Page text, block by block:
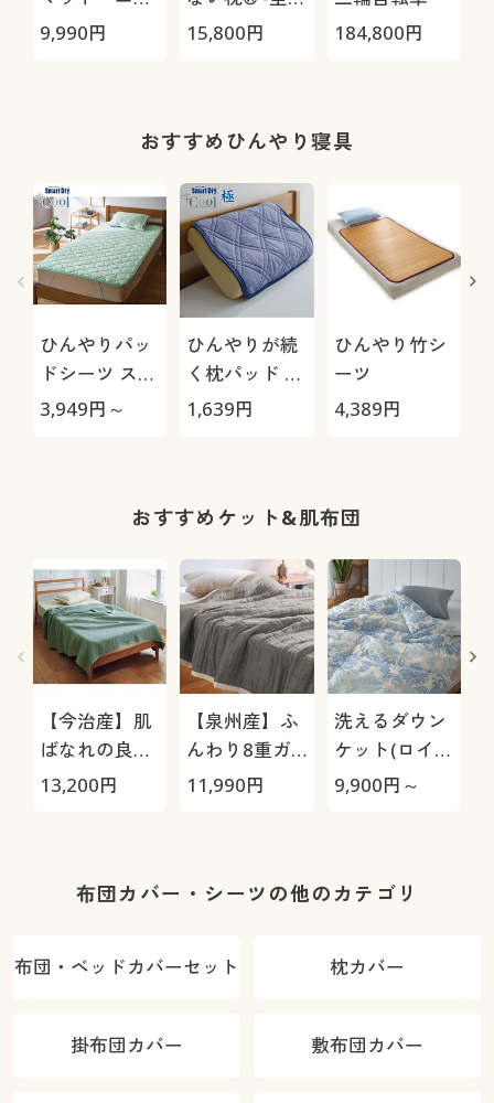
ージョブ®」
9,990円
極-
15,800円
184,800円
おすすめひんやり寝具
ひんやりパッ
ドシーツ スマ
ートドライ®
3,949円～
ひんやりが続
く枕パッド ス
マートドライ
1,639円
ひんやり竹シ
ーツ
4,389円
おすすめケット&肌布団
【今治産】肌
ばなれの良い
ワッフルケッ
13,200円
【泉州産】ふ
んわり8重ガ
ーゼケット
11,990円
洗えるダウン
ケット(ロイヤ
ルゴールド)
9,900円～
布団カバー・シーツの他のカテゴリ
布団・ベッドカバーセット 枕カバー
掛布団カバー 敷布団カバー